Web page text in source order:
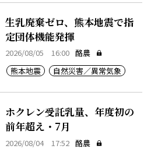
生乳廃棄ゼロ、熊本地震で指
定団体機能発揮
2026/08/05 16:00 酪農
熊本地震
自然災害／異常気象
ホクレン受託乳量、年度初の
前年超え・7月
2026/08/04 17:52 酪農